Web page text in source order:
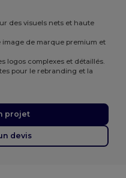
des visuels nets et haute
de marque premium et
logos complexes et détaillés.
pour le rebranding et la
projet
devis